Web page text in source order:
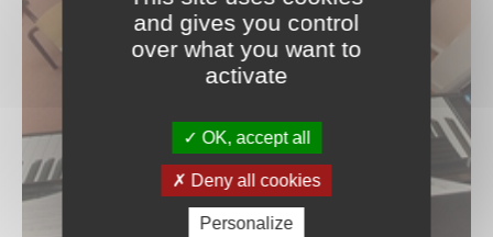
Patrice Couvez
Blandine Cuvillier
Stéphane Chauveau
Mathilde Engelbach
Ana Giurgiu-Bondue
Bénédicte Gerard
and gives you control
over what you want to
activate
OK, accept all
Deny all cookies
Personalize